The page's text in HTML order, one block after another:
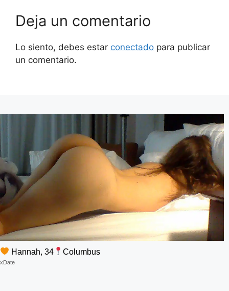
Deja un comentario
Lo siento, debes estar conectado para publicar
un comentario.
Hannah, 34 Columbus
xDate